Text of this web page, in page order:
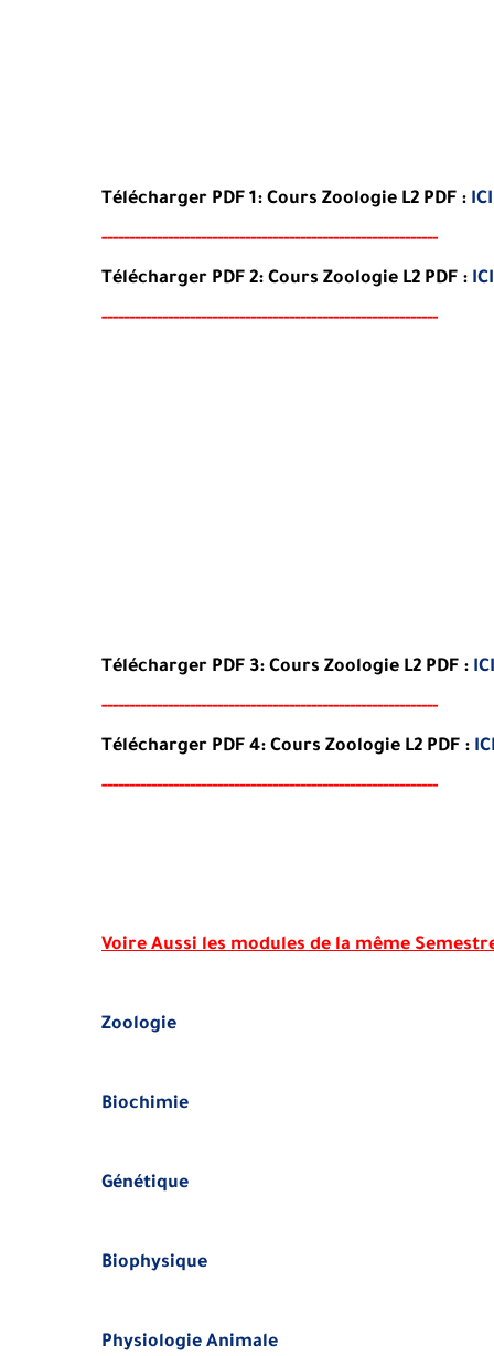
Télécharger PDF 1: Cours Zoologie L2 PDF : ICI
-------------------------------------------------------------
Télécharger PDF 2: Cours Zoologie L2 PDF : ICI
-------------------------------------------------------------
Télécharger PDF 3: Cours Zoologie L2 PDF : ICI
-------------------------------------------------------------
Télécharger PDF 4: Cours Zoologie L2 PDF :
-------------------------------------------------------------
Voire Aussi les modules de la même
Zoologie
Biochimie
Génétique
Biophysique
Physiologie Animale